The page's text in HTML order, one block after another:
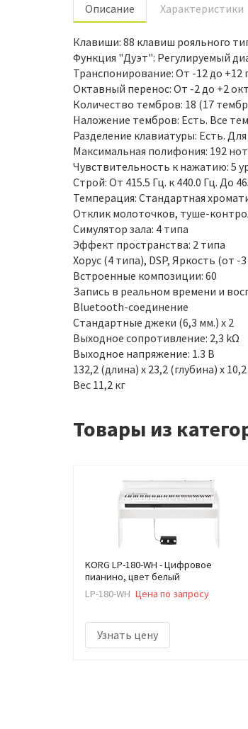
Oписание Характеристики
Клавиши: 88 клавиш рояльного
Функция "Дуэт": Регулируемый
Транспонирование: От -12 до +12
Октавный перенос: От -2 до +2
Количество тембров: 18 (17
Наложение тембров: Есть. Все
Разделение клавиатуры: Есть.
Максимальная полифония: 192
Чувствительность к нажатию: 5
Строй: От 415.5 Гц. к 440.0 Гц. До
Темперация: Стандартная
Отклик молоточков, туше-
Симулятор зала: 4 типа
Эффект пространства: 2 типа
Хорус (4 типа), DSP, Яркость (от -3
Встроенные композиции: 60
Запись в реальном времени и
Bluetooth-соединение
Стандартные джеки (6,3 мм.) x 2
Выходное сопротивление: 2,3 kΩ
Выходное напряжение: 1.3 В
132,2 (длина) x 23,2 (глубина) x
Вес 11,2 кг
Товары из
KORG LP-180-WH - Цифровое
пианино, цвет белый
LP-180-WH Цена по запросу
Узнать цену